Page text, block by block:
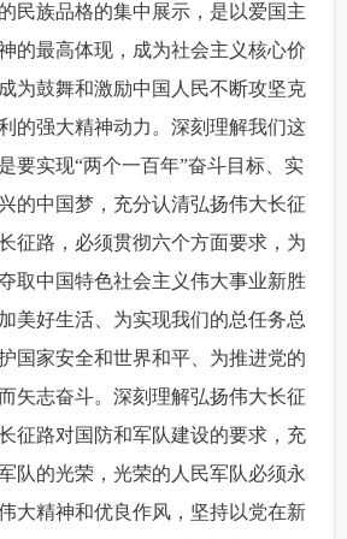
民族品格的集中展示，是以爱国主
的最高体现，成为社会主义核心价
为鼓舞和激励中国人民不断攻坚克
的强大精神动力。深刻理解我们这
要实现“两个一百年”奋斗目标、实
的中国梦，充分认清弘扬伟大长征
征路，必须贯彻六个方面要求，为
取中国特色社会主义伟大事业新胜
美好生活、为实现我们的总任务总
国家安全和世界和平、为推进党的
矢志奋斗。深刻理解弘扬伟大长征
征路对国防和军队建设的要求，充
队的光荣，光荣的人民军队必须永
大精神和优良作风，坚持以党在新